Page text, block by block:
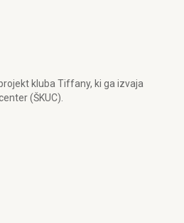
kluba Tiffany, ki ga izvaja
(ŠKUC).